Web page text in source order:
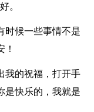
。
时候一些事情不是
我的祝福，打开手
是快乐的，我就是